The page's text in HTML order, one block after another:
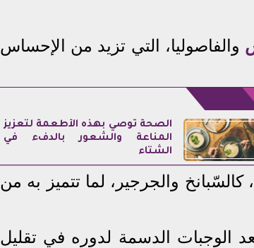
والفاصوليا، التي تزيد من الإحساس
الصحة توصي بهذه الأطعمة لتعزيز
المناعة والشعور بالدفء في
الشتاء
والجرجير، لما تتميز به من
الوجبات الدسمة لدوره في تقليل